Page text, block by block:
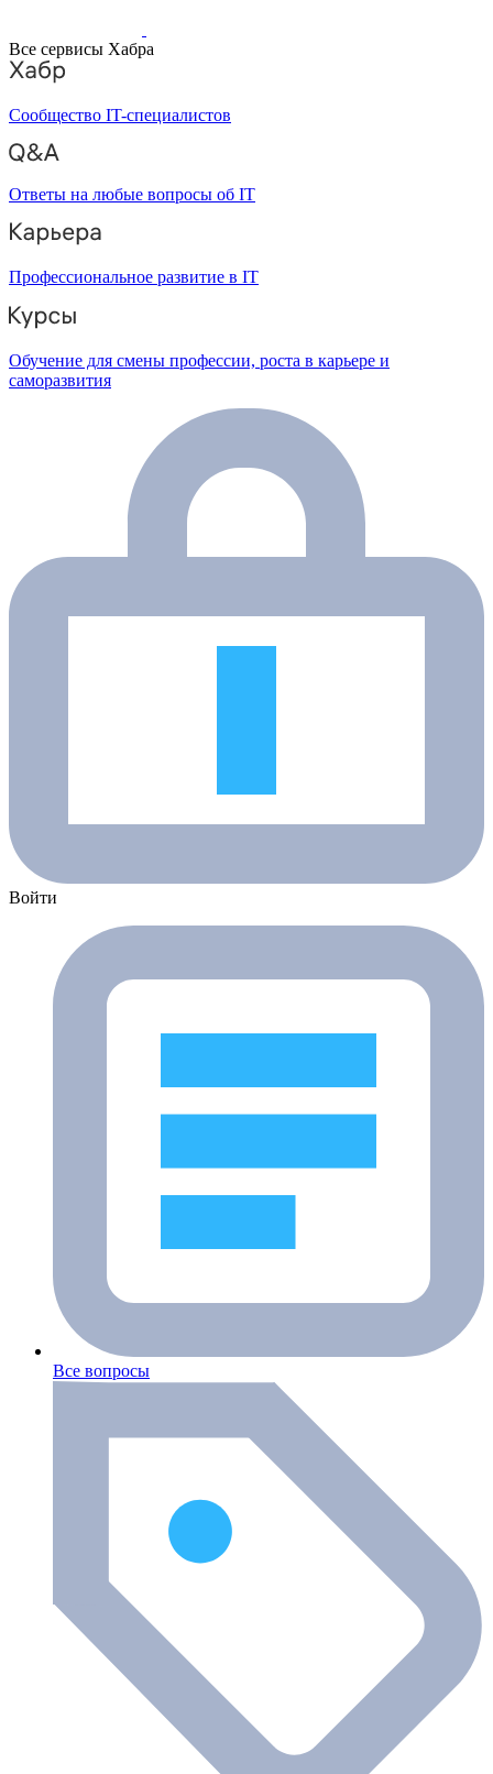
Все сервисы Хабра
Сообщество IT-специалистов
Ответы на любые вопросы об IT
Профессиональное развитие в IT
Обучение для смены профессии, роста в карьере и
саморазвития
Войти
Все вопросы